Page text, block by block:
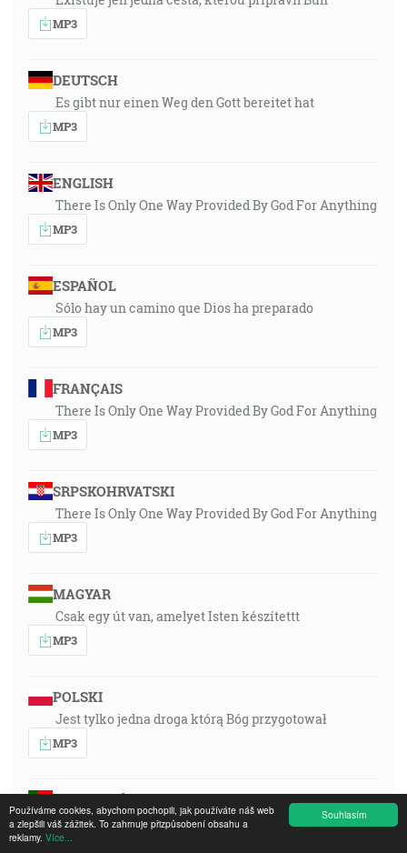
Souhlasím
Používáme cookies, abychom pochopili, jak používáte náš web
a zlepšili váš zážitek. To zahrnuje přizpůsobení obsahu a
reklamy. Více...
MP3
DEUTSCH
Es gibt nur einen Weg den Gott bereitet hat
MP3
ENGLISH
There Is Only One Way Provided By God For Anything
MP3
ESPAÑOL
Sólo hay un camino que Dios ha preparado
MP3
FRANÇAIS
There Is Only One Way Provided By God For Anything
MP3
SRPSKOHRVATSKI
There Is Only One Way Provided By God For Anything
MP3
MAGYAR
Csak egy út van, amelyet Isten készítettt
MP3
POLSKI
Jest tylko jedna droga którą Bóg przygotował
MP3
PORTUGUÊS
Só há um caminho preparardo por Deus
MP3